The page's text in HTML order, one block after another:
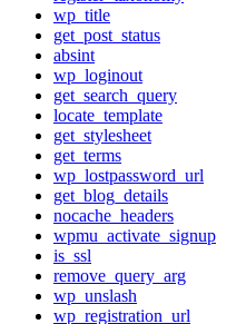
wp_title
get_post_status
absint
wp_loginout
get_search_query
locate_template
get_stylesheet
get_terms
wp_lostpassword_url
get_blog_details
nocache_headers
wpmu_activate_signup
is_ssl
remove_query_arg
wp_unslash
wp_registration_url